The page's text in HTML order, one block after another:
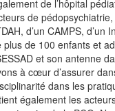
de l’hôpital
de pédopsychiatrie,
d’un CAMPS, d’un
plus de 100 enfants et
et son antenne
à cœur d’assurer
dans les
également les